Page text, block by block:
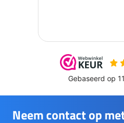
Neem contact op